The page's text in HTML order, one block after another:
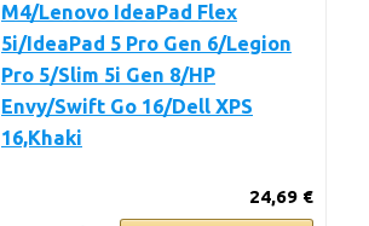
M4/Lenovo IdeaPad Flex
5i/IdeaPad 5 Pro Gen 6/Legion
Pro 5/Slim 5i Gen 8/HP
Envy/Swift Go 16/Dell XPS
16,Khaki
24,69 €